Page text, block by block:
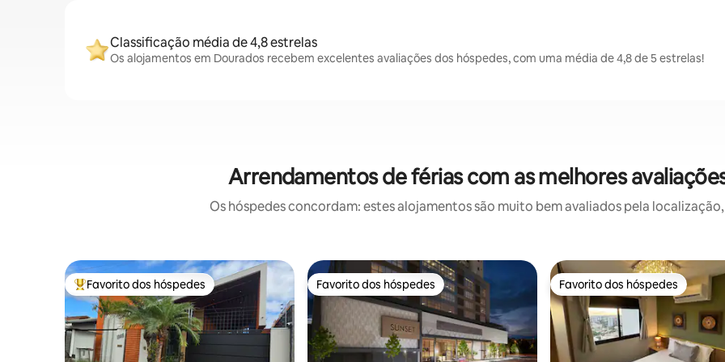
Classificação média de 4,8 estrelas
Os alojamentos em Dourados recebem excelentes avaliações dos hóspedes, com uma média de 4,8 de 5 estrelas!
Arrendamentos de férias com as melhores
Os hóspedes concordam: estes alojamentos são muito bem avaliados pela
Favoritos dos hóspedes mais apreciados
Favorito dos hóspedes Favorito dos hóspedes
Favorito dos hóspedes Favorito dos hóspedes
Favorito dos hóspedes